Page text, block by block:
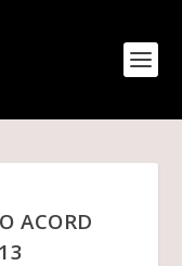
ACORD